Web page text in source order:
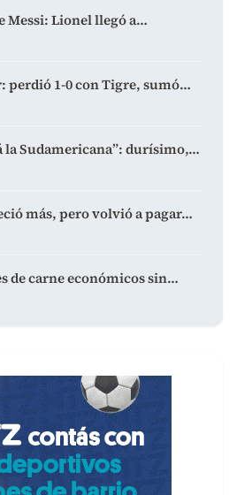
Messi: Lionel llegó a…
perdió 1-0 con Tigre, sumó…
la Sudamericana”: durísimo,…
más, pero volvió a pagar…
de carne económicos sin…